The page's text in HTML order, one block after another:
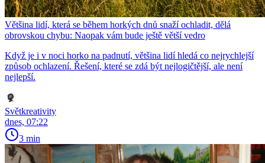
Většina lidí, která se během horkých dnů snaží ochladit, dělá
obrovskou chybu: Naopak vám bude ještě větší vedro
Když je i v noci horko na padnutí, většina lidí hledá co nejrychlejší
způsob ochlazení. Řešení, které se zdá být nejlogičtější, ale není
nejlepší.
Světkreativity
dnes, 07:22
3 min